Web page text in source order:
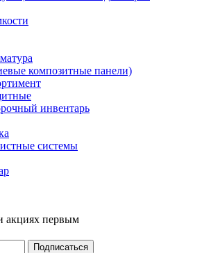
композитные панели)
инвентарь
системы
акциях первым